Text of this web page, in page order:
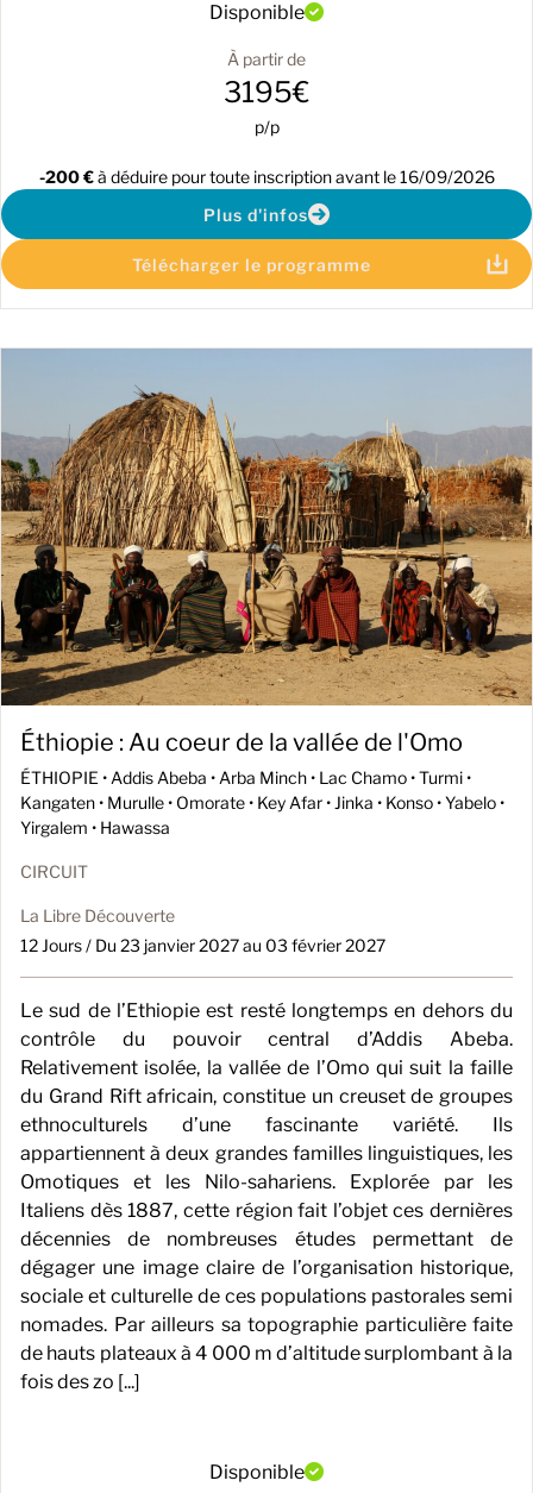
Disponible
À partir de
3195€
p/p
-200 €à déduire pour toute inscription avant le 16/09/2026
Plus d'infos
Télécharger le programme
Éthiopie : Au coeur de la vallée de l'Omo
ÉTHIOPIE • Addis Abeba • Arba Minch • Lac Chamo • Turmi •
Kangaten • Murulle • Omorate • Key Afar • Jinka • Konso • Yabelo •
Yirgalem • Hawassa
CIRCUIT
La Libre Découverte
12 Jours / Du 23 janvier 2027 au 03 février 2027
Le sud de l’Ethiopie est resté longtemps en dehors du
contrôle du pouvoir central d’Addis Abeba.
Relativement isolée, la vallée de l’Omo qui suit la faille
du Grand Rift africain, constitue un creuset de groupes
ethnoculturels d’une fascinante variété. Ils
appartiennent à deux grandes familles linguistiques, les
Omotiques et les Nilo-sahariens. Explorée par les
Italiens dès 1887, cette région fait l’objet ces dernières
décennies de nombreuses études permettant de
dégager une image claire de l’organisation historique,
sociale et culturelle de ces populations pastorales semi
nomades. Par ailleurs sa topographie particulière faite
de hauts plateaux à 4 000 m d’altitude surplombant à la
fois des zo [...]
Disponible